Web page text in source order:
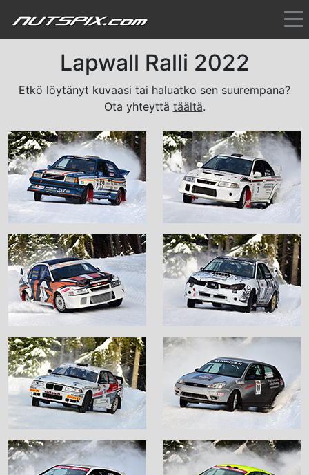
Lapwall Ralli 2022
Etkö löytänyt kuvaasi tai haluatko sen suurempana?
Ota yhteyttä täältä.